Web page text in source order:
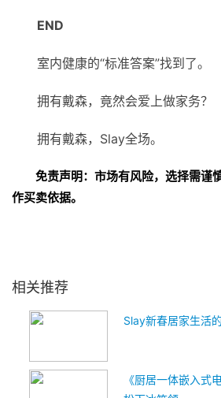
END
室内健康的“标准答案”找到了。
拥有戴森，竟然会爱上做家务？
拥有戴森，Slay全场。
免责声明：市场有风险，选择需谨
作买卖依据。
相关推荐
Slay新春居家生活
《厨居一体嵌入式